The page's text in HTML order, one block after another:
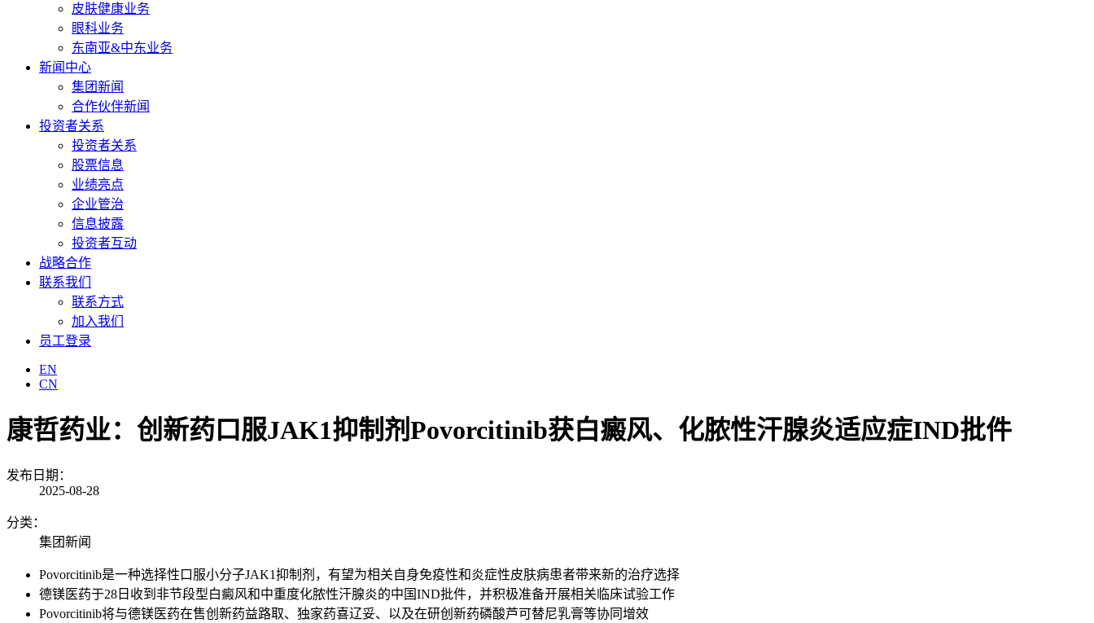
皮肤健康业务
眼科业务
东南亚&中东业务
新闻中心
集团新闻
合作伙伴新闻
投资者关系
投资者关系
股票信息
业绩亮点
企业管治
信息披露
投资者互动
战略合作
联系我们
联系方式
加入我们
员工登录
EN
CN
康哲药业：创新药口服JAK1抑制剂Povorcitinib获白癜风、化脓性汗腺炎适应症IND批件
发布日期：
2025-08-28
分类：
集团新闻
Povorcitinib是一种选择性口服小分子JAK1抑制剂，有望为相关自身免疫性和炎症性皮肤病患者带来新的治疗选择
德镁医药于28日收到非节段型白癜风和中重度化脓性汗腺炎的中国IND批件，并积极准备开展相关临床试验工作
Povorcitinib将与德镁医药在售创新药益路取、独家药喜辽妥、以及在研创新药磷酸芦可替尼乳膏等协同增效